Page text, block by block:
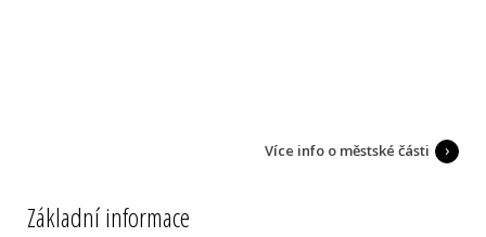
Více info o městské části
Základní informace